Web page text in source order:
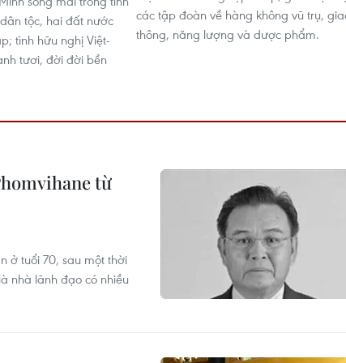
tộc, hai đất nước
tình hữu nghị Việt-
tươi, đời đời bền
các tập đoàn về hàng không vũ trụ,
thông, năng lượng và dược phẩm.
từ
ở tuổi 70, sau một thời
nhà lãnh đạo có nhiều